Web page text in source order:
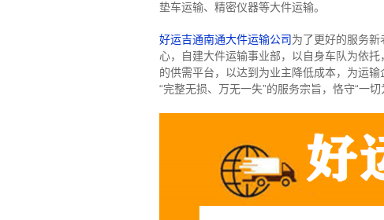
垫车运输、精密仪器等大件运输。
好运吉通南通大件运输公司为了更好的服务
心，自建大件运输事业部，以自身车队为依
的供需平台，以达到为业主降低成本，为运
“完整无损、万无一失”的服务宗旨，恪守“一